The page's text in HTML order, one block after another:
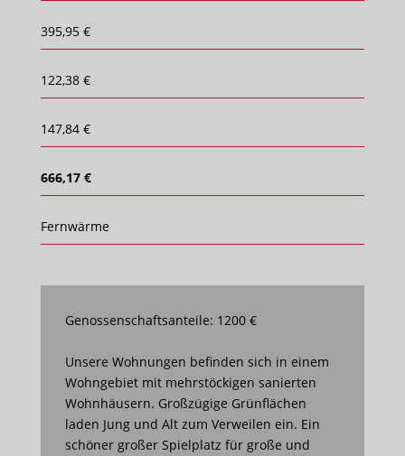
395,95 €
122,38 €
147,84 €
666,17 €
Fernwärme
Genossenschaftsanteile: 1200 €
Unsere Wohnungen befinden sich in einem
Wohngebiet mit mehrstöckigen sanierten
Wohnhäusern. Großzügige Grünflächen
laden Jung und Alt zum Verweilen ein. Ein
schöner großer Spielplatz für große und